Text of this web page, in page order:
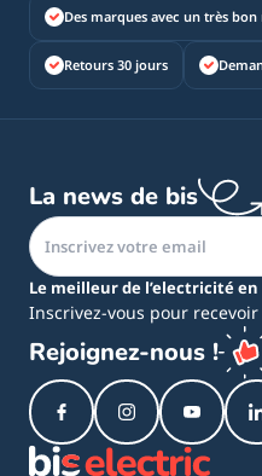
Des marques avec un très
Retours 30 jours
La news de bis
Le meilleur de l’electricité
Inscrivez-vous pour
Rejoignez-nous !